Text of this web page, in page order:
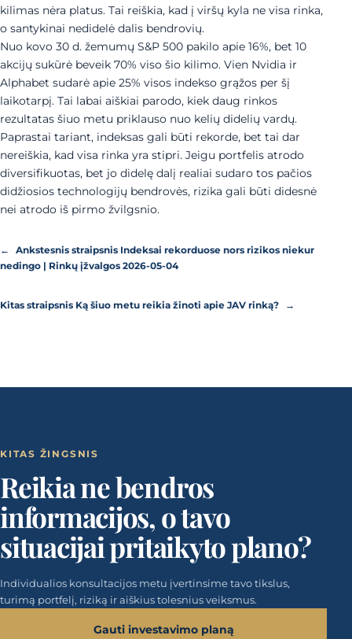
kilimas nėra platus. Tai reiškia, kad į viršų kyla ne visa rinka,
o santykinai nedidelė dalis bendrovių.
Nuo kovo 30 d. žemumų S&P 500 pakilo apie 16%, bet 10
akcijų sukūrė beveik 70% viso šio kilimo. Vien Nvidia ir
Alphabet sudarė apie 25% visos indekso grąžos per šį
laikotarpį. Tai labai aiškiai parodo, kiek daug rinkos
rezultatas šiuo metu priklauso nuo kelių didelių vardų.
Paprastai tariant, indeksas gali būti rekorde, bet tai dar
nereiškia, kad visa rinka yra stipri. Jeigu portfelis atrodo
diversifikuotas, bet jo didelę dalį realiai sudaro tos pačios
didžiosios technologijų bendrovės, rizika gali būti didesnė
nei atrodo iš pirmo žvilgsnio.
← Ankstesnis straipsnis Indeksai rekorduose nors rizikos niekur
nedingo | Rinkų įžvalgos 2026-05-04
Kitas straipsnis Ką šiuo metu reikia žinoti apie JAV rinką? →
KITAS ŽINGSNIS
Reikia ne bendros
informacijos, o tavo
situacijai pritaikyto plano?
Individualios konsultacijos metu įvertinsime tavo tikslus,
turimą portfelį, riziką ir aiškius tolesnius veiksmus.
Gauti investavimo planą